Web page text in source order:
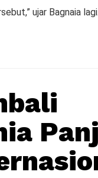
ujar Bagnaia lagi.